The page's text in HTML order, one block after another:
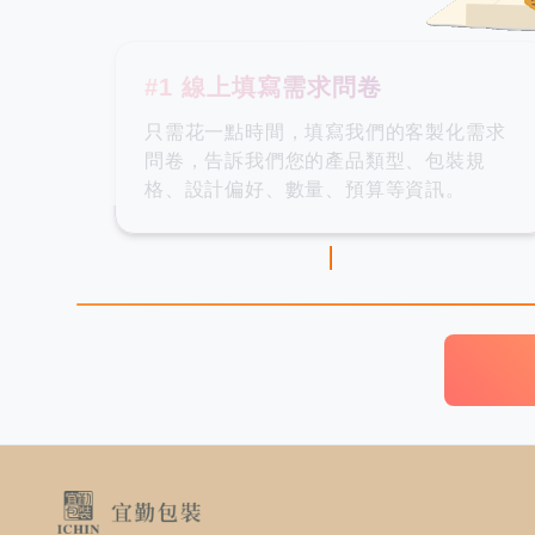
#1 線上填寫需求問卷
只需花一點時間，填寫我們的客製化需求
問卷，告訴我們您的產品類型、包裝規
格、設計偏好、數量、預算等資訊。